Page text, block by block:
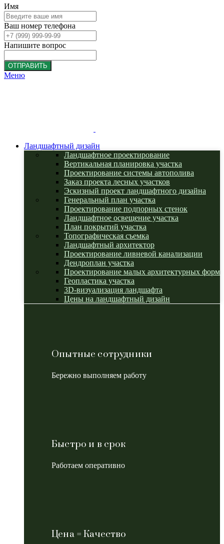
Имя
Ваш номер телефона
Напишите вопрос
ОТПРАВИТЬ
Меню
Ландшафтный дизайн
Ландшафтное проектирование
Вертикальная планировка участка
Проектирование системы автополива
Заказ проекта лесных участков
Эскизный проект ландшафтного дизайна
Генеральный план участка
Проектирование подпорных стенок
Ландшафтное освещение участка
План покрытий участка
Топографическая съемка
Ландшафтный архитектор
Проектирование ливневой канализации
Дендроплан участка
Проектирование малых архитектурных форм
Геопластика участка
3D-визуализация ландшафта
Цены на ландшафтный дизайн
Опытные сотрудники
Бережно выполняем работу
Быстро и в срок
Работаем оперативно
Цена = Качество